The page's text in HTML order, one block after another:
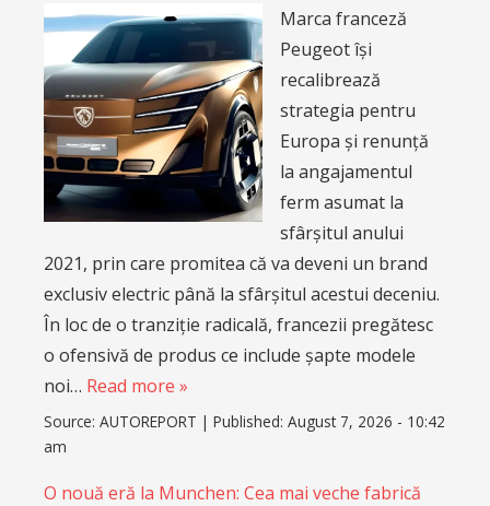
Marca franceză
Peugeot își
recalibrează
strategia pentru
Europa și renunță
la angajamentul
ferm asumat la
sfârșitul anului
2021, prin care promitea că va deveni un brand
exclusiv electric până la sfârșitul acestui deceniu.
În loc de o tranziție radicală, francezii pregătesc
o ofensivă de produs ce include șapte modele
noi… Read more »
Source: AUTOREPORT | Published: August 7, 2026 - 10:42
am
O nouă eră la Munchen: Cea mai veche fabrică